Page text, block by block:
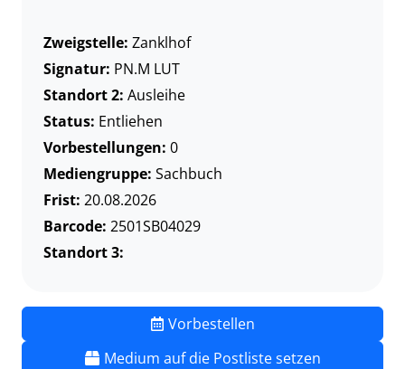
Zweigstelle: Zanklhof
Signatur: PN.M LUT
Standort 2: Ausleihe
Status: Entliehen
Vorbestellungen: 0
Mediengruppe: Sachbuch
Frist: 20.08.2026
Barcode: 2501SB04029
Standort 3:
Vorbestellen
Medium auf die Postliste setzen